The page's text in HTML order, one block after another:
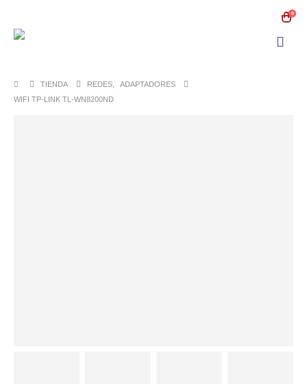
0
TIENDA REDES
ADAPTADORES
WIFI TP-LINK TL-WN8200ND